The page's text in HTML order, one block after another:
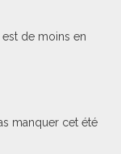
de moins en
manquer cet été